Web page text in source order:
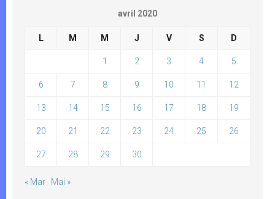
avril 2020
L M M J V S D
1 2 3 4 5
6 7 8 9 10 11 12
13 14 15 16 17 18 19
20 21 22 23 24 25 26
27 28 29 30
« Mar Mai »